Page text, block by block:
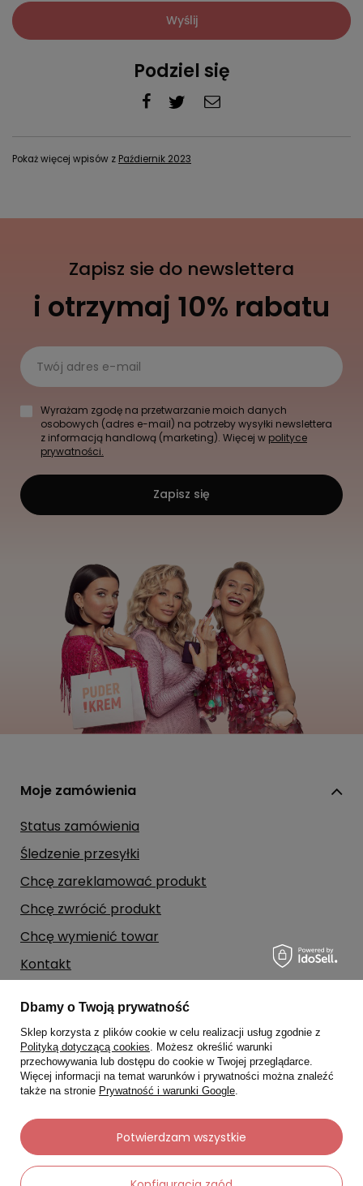
Wyślij
Podziel się
Pokaż więcej wpisów z Paźdiernik 2023
Zapisz sie do newslettera
i otrzymaj 10% rabatu
Twój adres e-mail
Wyrażam zgodę na przetwarzanie moich danych
osobowych (adres e-mail) na potrzeby wysyłki newslettera
z informacją handlową (marketing). Więcej w polityce
prywatności.
Zapisz się
Moje zamówienia
Status zamówienia
Śledzenie przesyłki
Chcę zareklamować produkt
Chcę zwrócić produkt
Chcę wymienić towar
Kontakt
Moje konto
Regulaminy
Dbamy o Twoją prywatność
Sklep korzysta z plików cookie w celu realizacji usług zgodnie z
Polityką dotyczącą cookies. Możesz określić warunki
przechowywania lub dostępu do cookie w Twojej przeglądarce.
Więcej informacji na temat warunków i prywatności można znaleźć
także na stronie Prywatność i warunki Google.
Potwierdzam wszystkie